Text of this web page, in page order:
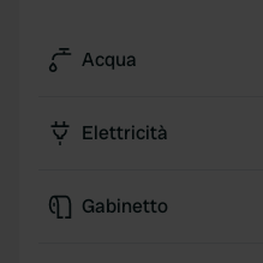
Acqua
Elettricità
Gabinetto